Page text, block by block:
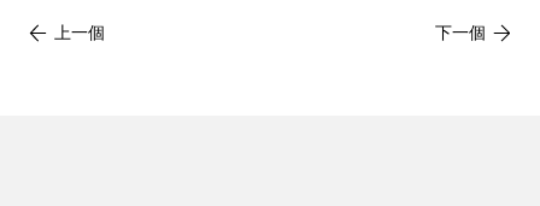
上一個 下一個